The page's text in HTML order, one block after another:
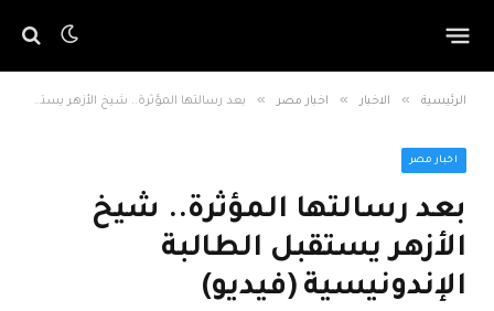
الرئيسية » الاخبار » اخبار مصر » بعد رسالتها المؤثرة.. شيخ الأزهر يستقبل الطالبة الإندونيسية (فيديو)
اخبار مصر
بعد رسالتها المؤثرة.. شيخ
الأزهر يستقبل الطالبة
الإندونيسية (فيديو)